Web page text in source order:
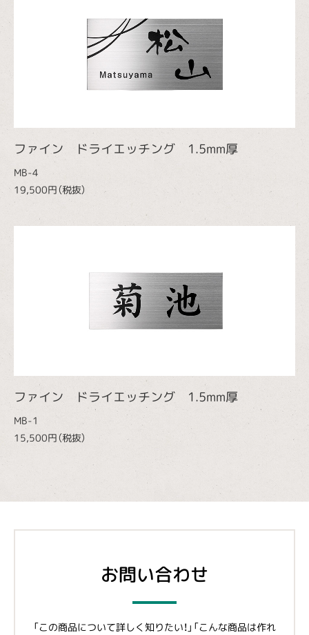
ファイン ドライエッチング 1.5mm厚
MB-4
19,500円（税抜）
ファイン ドライエッチング 1.5mm厚
MB-1
15,500円（税抜）
お問い合わせ
「この商品について詳しく知りたい！」「こんな商品は作れ